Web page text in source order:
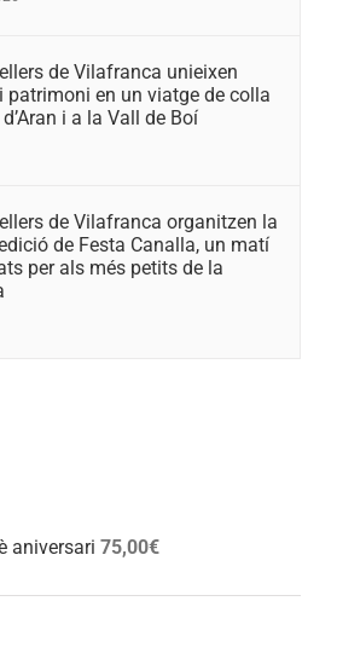
de Vilafranca unieixen
patrimoni en un viatge de colla
i a la Vall de Boí
de Vilafranca organitzen la
de Festa Canalla, un matí
per als més petits de la
aniversari 75,00€